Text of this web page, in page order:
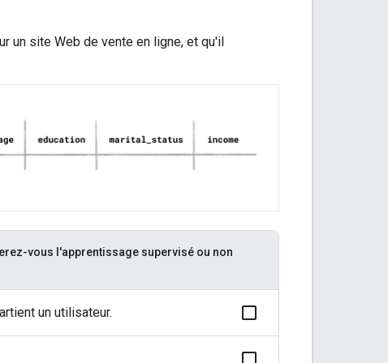
un site Web de vente en ligne, et qu'il
vous l'apprentissage supervisé ou non
un utilisateur.